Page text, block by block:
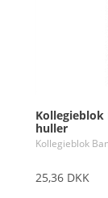
Kollegieblok
huller
Kollegieblok
25,36 DKK